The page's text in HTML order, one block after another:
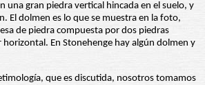
una gran piedra vertical hincada en el suelo, y
El dolmen es lo que se muestra en la foto,
de piedra compuesta por dos piedras
En Stonehenge hay algún dolmen y
que es discutida, nosotros tomamos